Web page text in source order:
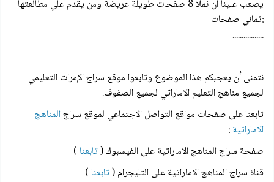
يصعب علينا ان نملا 8 صفحات طويلة عريضة ومن يقدم علي مطالعتها
:ثماني صفحات
.................
نتمنى أن يعجبكم هذا الموضوع وتابعوا موقع سراج الإمرات التعليمي
لجميع مناهج التعليم الاماراتي لجميع الصفوف.
تابعنا على صفحات مواقع التواصل الاجتماعي لموقع سراجالمناهج
الاماراتية:
صفحة سراج المناهج الاماراتية على الفيسبوك (تابعنا )
قناة سراج المناهج الاماراتية على التليجرام (تابعنا )